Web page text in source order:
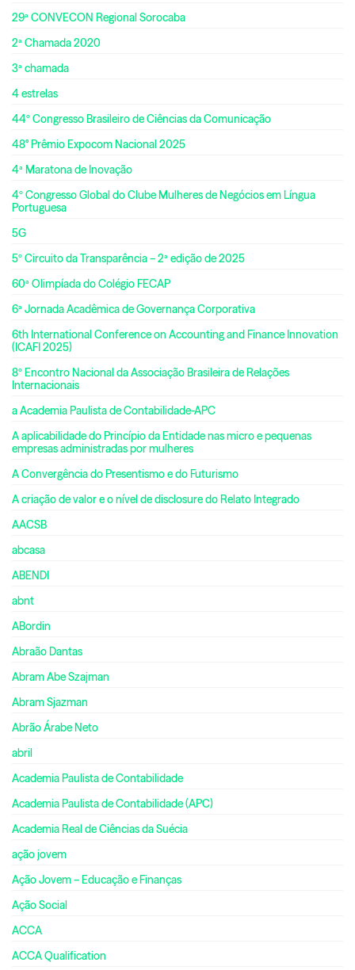
29ª CONVECON Regional Sorocaba
2ª Chamada 2020
3ª chamada
4 estrelas
44º Congresso Brasileiro de Ciências da Comunicação
48° Prêmio Expocom Nacional 2025
4ª Maratona de Inovação
4º Congresso Global do Clube Mulheres de Negócios em Língua
Portuguesa
5G
5º Circuito da Transparência – 2ª edição de 2025
60ª Olimpíada do Colégio FECAP
6ª Jornada Acadêmica de Governança Corporativa
6th International Conference on Accounting and Finance Innovation
(ICAFI 2025)
8º Encontro Nacional da Associação Brasileira de Relações
Internacionais
a Academia Paulista de Contabilidade-APC
A aplicabilidade do Princípio da Entidade nas micro e pequenas
empresas administradas por mulheres
A Convergência do Presentismo e do Futurismo
A criação de valor e o nível de disclosure do Relato Integrado
AACSB
abcasa
ABENDI
abnt
ABordin
Abraão Dantas
Abram Abe Szajman
Abram Sjazman
Abrão Árabe Neto
abril
Academia Paulista de Contabilidade
Academia Paulista de Contabilidade (APC)
Academia Real de Ciências da Suécia
ação jovem
Ação Jovem – Educação e Finanças
Ação Social
ACCA
ACCA Qualification